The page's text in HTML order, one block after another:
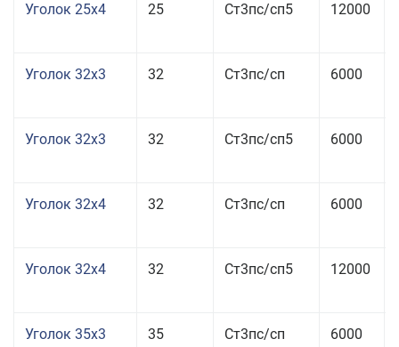
Уголок 25x4 25 Ст3пс/сп5 12000
Уголок 32x3 32 Ст3пс/сп 6000
Уголок 32x3 32 Ст3пс/сп5 6000
Уголок 32x4 32 Ст3пс/сп 6000
Уголок 32x4 32 Ст3пс/сп5 12000
Уголок 35x3 35 Ст3пс/сп 6000